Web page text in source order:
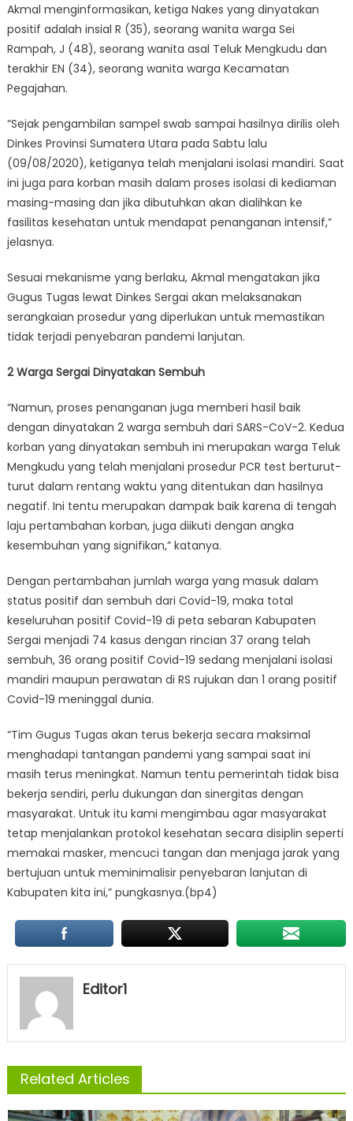
Akmal menginformasikan, ketiga Nakes yang dinyatakan
positif adalah insial R (35), seorang wanita warga Sei
Rampah, J (48), seorang wanita asal Teluk Mengkudu dan
terakhir EN (34), seorang wanita warga Kecamatan
Pegajahan.
“Sejak pengambilan sampel swab sampai hasilnya dirilis oleh
Dinkes Provinsi Sumatera Utara pada Sabtu lalu
(09/08/2020), ketiganya telah menjalani isolasi mandiri. Saat
ini juga para korban masih dalam proses isolasi di kediaman
masing-masing dan jika dibutuhkan akan dialihkan ke
fasilitas kesehatan untuk mendapat penanganan intensif,”
jelasnya.
Sesuai mekanisme yang berlaku, Akmal mengatakan jika
Gugus Tugas lewat Dinkes Sergai akan melaksanakan
serangkaian prosedur yang diperlukan untuk memastikan
tidak terjadi penyebaran pandemi lanjutan.
2 Warga Sergai Dinyatakan Sembuh
“Namun, proses penanganan juga memberi hasil baik
dengan dinyatakan 2 warga sembuh dari SARS-CoV-2. Kedua
korban yang dinyatakan sembuh ini merupakan warga Teluk
Mengkudu yang telah menjalani prosedur PCR test berturut-
turut dalam rentang waktu yang ditentukan dan hasilnya
negatif. Ini tentu merupakan dampak baik karena di tengah
laju pertambahan korban, juga diikuti dengan angka
kesembuhan yang signifikan,” katanya.
Dengan pertambahan jumlah warga yang masuk dalam
status positif dan sembuh dari Covid-19, maka total
keseluruhan positif Covid-19 di peta sebaran Kabupaten
Sergai menjadi 74 kasus dengan rincian 37 orang telah
sembuh, 36 orang positif Covid-19 sedang menjalani isolasi
mandiri maupun perawatan di RS rujukan dan 1 orang positif
Covid-19 meninggal dunia.
“Tim Gugus Tugas akan terus bekerja secara maksimal
menghadapi tantangan pandemi yang sampai saat ini
masih terus meningkat. Namun tentu pemerintah tidak bisa
bekerja sendiri, perlu dukungan dan sinergitas dengan
masyarakat. Untuk itu kami mengimbau agar masyarakat
tetap menjalankan protokol kesehatan secara disiplin seperti
memakai masker, mencuci tangan dan menjaga jarak yang
bertujuan untuk meminimalisir penyebaran lanjutan di
Kabupaten kita ini,” pungkasnya.(bp4)
Editor1
Related Articles